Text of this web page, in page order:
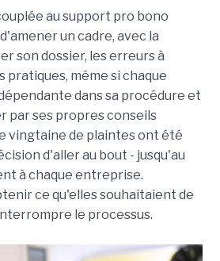
au support pro bono
un cadre, avec la
son dossier, les erreurs à
pratiques, même si chaque
dans sa procédure et
par ses propres conseils
vingtaine de plaintes ont été
d'aller au bout - jusqu'au
à chaque entreprise.
ce qu'elles souhaitaient de
le processus.